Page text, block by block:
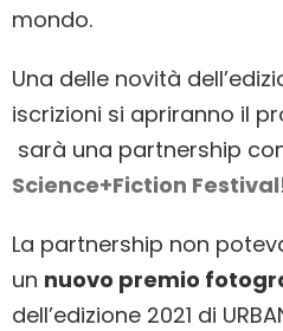
mondo.
Una delle novità
iscrizioni si apriranno il
sarà una partnership
Science+Fiction Festival!
La partnership non
un nuovo premio
dell’edizione 2021 di